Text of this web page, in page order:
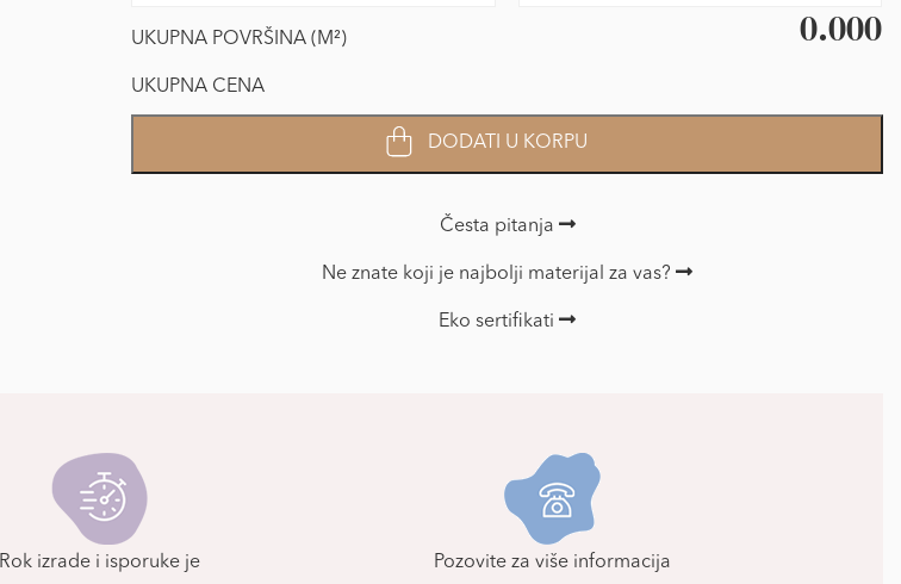
UKUPNA POVRŠINA (M²) 0.000
UKUPNA CENA
Foto
dečije
DODATI U KORPU
Česta pitanja
Ne znate koji je najbolji materijal za vas?
Eko sertifikati
Rok izrade i isporuke je Pozovite za više informacija